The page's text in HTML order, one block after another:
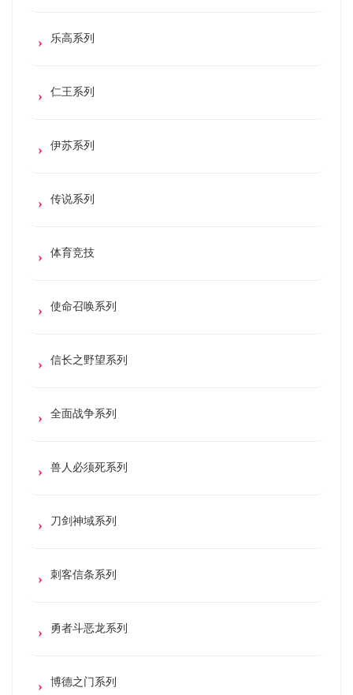
乐高系列
仁王系列
伊苏系列
传说系列
体育竞技
使命召唤系列
信长之野望系列
全面战争系列
兽人必须死系列
刀剑神域系列
刺客信条系列
勇者斗恶龙系列
博德之门系列